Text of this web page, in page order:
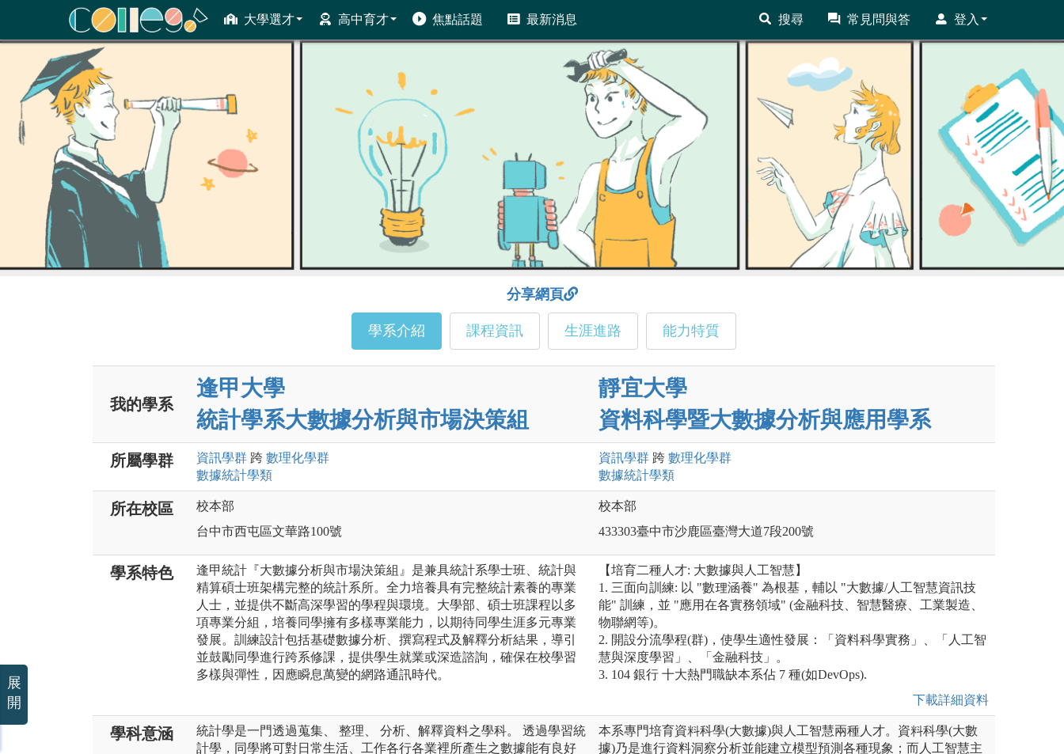
大學選才 高中育才 焦點話題 最新消息 搜尋 常見問與答 登入
ColleGo! 大學選才與高中育才輔助系統
分享網頁
學系介紹 課程資訊 生涯進路 能力特質
我的學系
逢甲大學
統計學系大數據分析與市場決策組
靜宜大學
資料科學暨大數據分析與應用學系
所屬學群 資訊學群 跨 數理化學群
數據統計學類
資訊學群 跨 數理化學群
數據統計學類
所在校區
校本部
台中市西屯區文華路100號
校本部
433303臺中市沙鹿區臺灣大道7段200號
學系特色
逢甲統計『大數據分析與市場決策組』是兼具統計系學士班、統計與
精算碩士班架構完整的統計系所。全力培養具有完整統計素養的專業
人士，並提供不斷高深學習的學程與環境。大學部、碩士班課程以多
項專業分組，培養同學擁有多樣專業能力，以期待同學生涯多元專業
發展。訓練設計包括基礎數據分析、撰寫程式及解釋分析結果，導引
並鼓勵同學進行跨系修課，提供學生就業或深造諮詢，確保在校學習
多樣與彈性，因應瞬息萬變的網路通訊時代。
【培育二種人才: 大數據與人工智慧】
1. 三面向訓練: 以 "數理涵養" 為根基，輔以 "大數據/人工智慧資訊技
能" 訓練，並 "應用在各實務領域" (金融科技、智慧醫療、工業製造、
物聯網等)。
2. 開設分流學程(群)，使學生適性發展：「資料科學實務」、「人工智
慧與深度學習」、「金融科技」。
3. 104 銀行 十大熱門職缺本系佔 7 種(如DevOps).
下載詳細資料
學科意涵
統計學是一門透過蒐集、 整理、 分析、解釋資料之學科。 透過學習統
計學，同學將可對日常生活、工作各行各業裡所產生之數據能有良好
本系專門培育資料科學(大數據)與人工智慧兩種人才。資料科學(大數
據)乃是進行資料洞察分析並能建立模型預測各種現象；而人工智慧主
展
開